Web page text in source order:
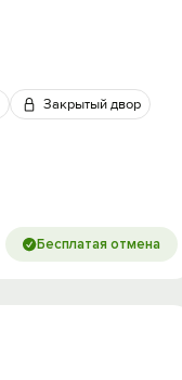
Закрытый двор
Бесплатая отмена